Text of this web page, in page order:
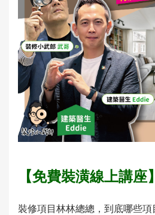
【免費裝潢線上講座】
裝修項目林林總總，到底哪些